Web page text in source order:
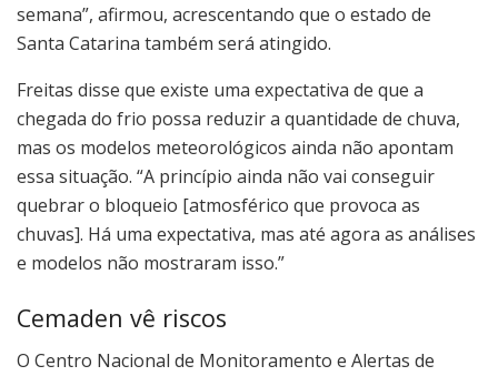
semana”, afirmou, acrescentando que o estado de
Santa Catarina também será atingido.
Freitas disse que existe uma expectativa de que a
chegada do frio possa reduzir a quantidade de chuva,
mas os modelos meteorológicos ainda não apontam
essa situação. “A princípio ainda não vai conseguir
quebrar o bloqueio [atmosférico que provoca as
chuvas]. Há uma expectativa, mas até agora as análises
e modelos não mostraram isso.”
Cemaden vê riscos
O Centro Nacional de Monitoramento e Alertas de